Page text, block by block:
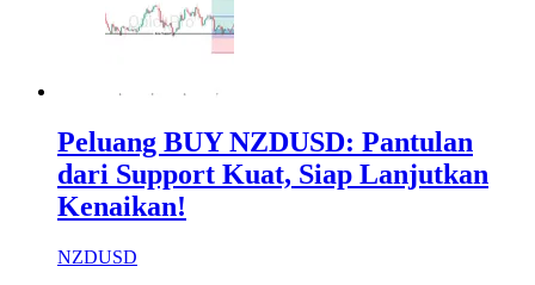
Peluang BUY NZDUSD: Pantulan
dari Support Kuat, Siap Lanjutkan
Kenaikan!
NZDUSD